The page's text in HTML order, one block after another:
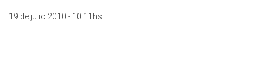
19 de julio 2010 - 10:11hs